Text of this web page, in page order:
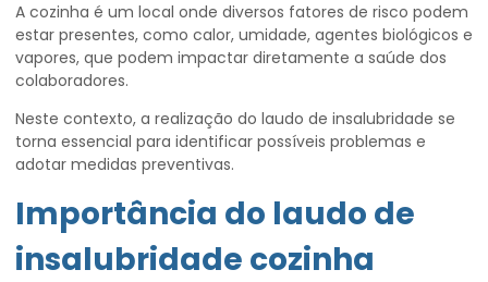
A cozinha é um local onde diversos fatores de risco podem
estar presentes, como calor, umidade, agentes biológicos e
vapores, que podem impactar diretamente a saúde dos
colaboradores.
Neste contexto, a realização do laudo de insalubridade se
torna essencial para identificar possíveis problemas e
adotar medidas preventivas.
Importância do laudo de
insalubridade cozinha